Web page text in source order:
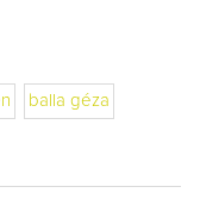
balla géza